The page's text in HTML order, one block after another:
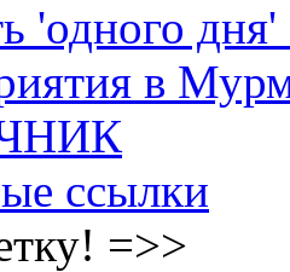
'одного
в
ссылки
=>>